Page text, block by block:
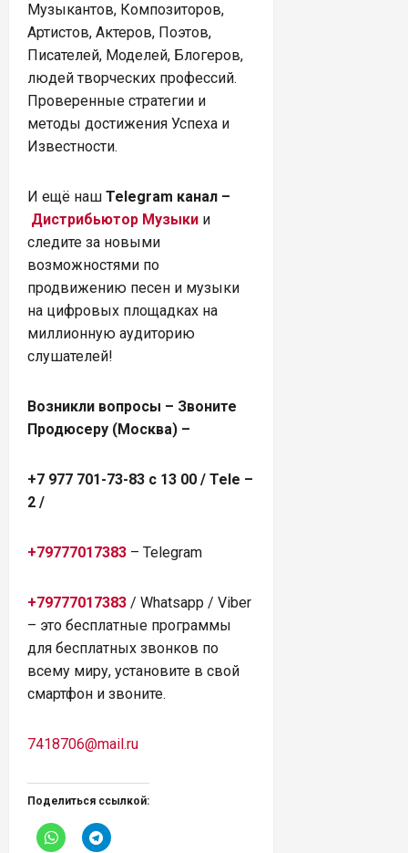
Музыкантов, Композиторов,
Артистов, Актеров, Поэтов,
Писателей, Моделей, Блогеров,
людей творческих профессий.
Проверенные стратегии и
методы достижения Успеха и
Известности.
И ещё наш Telegram канал –
Дистрибьютор Музыки и
следите за новыми
возможностями по
продвижению песен и музыки
на цифровых площадках на
миллионную аудиторию
слушателей!
Возникли вопросы – Звоните
Продюсеру (Москва) –
+7 977 701-73-83 с 13 00 / Tele –
2 /
+79777017383 – Telegram
+79777017383 / Whatsapp / Viber
– это бесплатные программы
для бесплатных звонков по
всему миру, установите в свой
смартфон и звоните.
7418706@mail.ru
Поделиться ссылкой: